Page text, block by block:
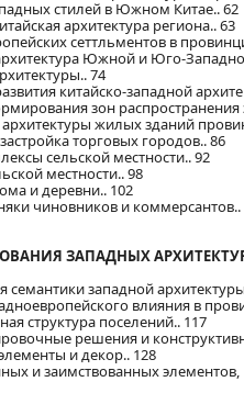
стилей в Южном Китае.. 62
архитектура региона.. 63
сеттльментов в
Южной и Юго-
74
китайско-западной
зон распространения
жилых зданий
торговых городов.. 86
сельской местности.. 92
местности.. 98
и деревни.. 102
чиновников и коммерсантов..
ЗАПАДНЫХ
семантики западной
влияния в
структура поселений.. 117
решения и
и декор.. 128
и заимствованных